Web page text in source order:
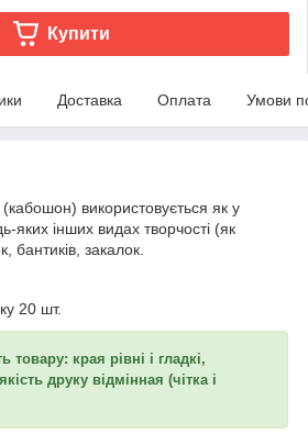
Купити
Доставка Оплата Умови
використовується як у
яких інших видах творчості (як
закалок.
20 шт.
товару: края рівні і гладкі,
друку відмінная (чітка і